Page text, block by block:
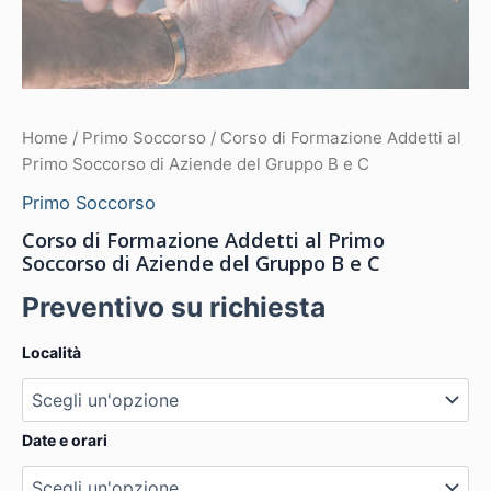
Home / Primo Soccorso / Corso di Formazione Addetti al
Primo Soccorso di Aziende del Gruppo B e C
Primo Soccorso
Corso di Formazione Addetti al Primo
Soccorso di Aziende del Gruppo B e C
Preventivo su richiesta
Località
Date e orari